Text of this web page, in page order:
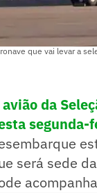
que vai levar a
avião da
segunda-
será sede